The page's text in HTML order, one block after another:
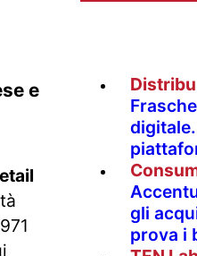
e
gli
prova i